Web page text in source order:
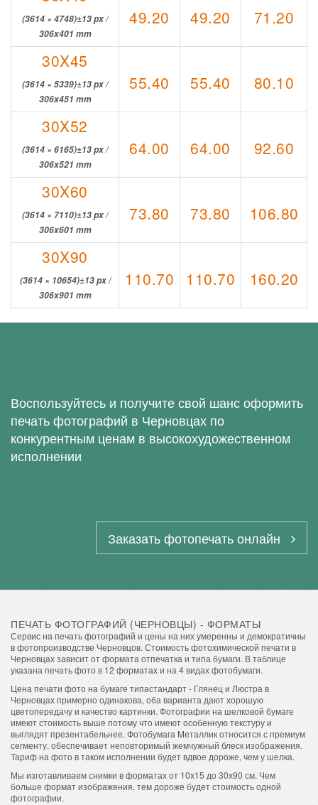
(3614 × 4748)±13 px /
306x401 mm
49.20 49.20 71.20
30X45
(3614 × 5339)±13 px /
306x451 mm
55.40 55.40 80.10
30X52
(3614 × 6165)±13 px /
306x521 mm
64.00 64.00 92.60
30X60
(3614 × 7110)±13 px /
306x601 mm
73.80 73.80 106.80
30X90
(3614 × 10654)±13 px /
306x901 mm
110.70 110.70 160.20
Воспользуйтесь и получите свой шанс оформить
печать фотографий в Черновцах по
конкурентным ценам в высокохудожественном
исполнении
Заказать фотопечать онлайн
ПЕЧАТЬ ФОТОГРАФИЙ (ЧЕРНОВЦЫ) - ФОРМАТЫ
Сервис на печать фотографий и цены на них умеренны и демократичны
в фотопроизводстве Черновцов. Стоимость фотохимической печати в
Черновцах зависит от формата отпечатка и типа бумаги. В таблице
указана печать фото в 12 форматах и на 4 видах фотобумаги.
Цена печати фото на бумаге типастандарт - Глянец и Люстра в
Черновцах примерно одинакова, оба варианта дают хорошую
цветопередачу и качество картинки. Фотографии на шелковой бумаге
имеют стоимость выше потому что имеют особенную текстуру и
выглядят презентабельнее. Фотобумага Металлик относится с премиум
сегменту, обеспечивает неповторимый жемчужный блеск изображения.
Тариф на фото в таком исполнении будет вдвое дороже, чем у шелка.
Мы изготавливаем снимки в форматах от 10х15 до 30х90 см. Чем
больше формат изображения, тем дороже будет стоимость одной
фотографии.